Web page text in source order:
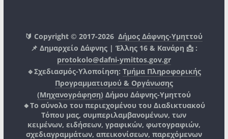
🔰 Copyright © 2017-2026Δήμος Δάφνης-Υμηττού
📌 Δημαρχείο Δάφνης | Έλλης 16 & Κανάρη 📩 :
protokolo@dafni-ymittos.gov.gr
🔹Σχεδιασμός-Υλοποίηση: Τμήμα Πληροφορικής
Προγραμματισμού & Οργάνωσης
(Μηχανογράφηση) Δήμου Δάφνης-Υμηττού
🔸Το σύνολο του περιεχομένου του Διαδικτυακού
Τόπου μας, συμπεριλαμβανομένων, των
κειμένων, ειδήσεων, γραφικών, φωτογραφιών,
σχεδιαγραμμάτων, απεικονίσεων, παρεχόμενων